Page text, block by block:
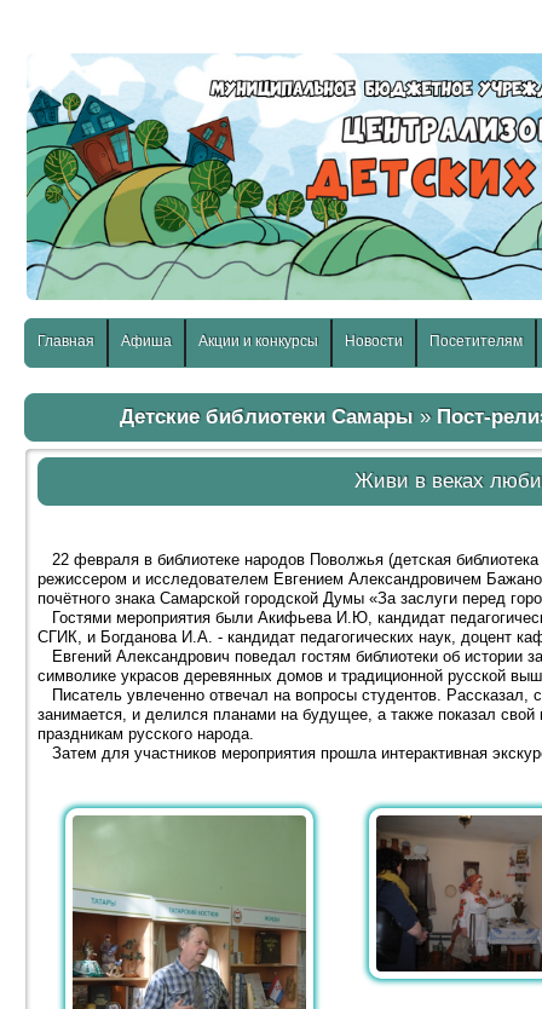
Главная Афиша Акции и конкурсы Новости Посетителям
Детские библиотеки Самары» Пост-
Живи в веках
22 февраля в библиотеке народов Поволжья (детская
режиссером и исследователем Евгением Александровичем
почётного знака Самарской городской Думы «За заслуги перед
Гостями мероприятия были Акифьева И.Ю, кандидат
СГИК, и Богданова И.А. - кандидат педагогических наук, доцент
Евгений Александрович поведал гостям библиотеки об истории
символике украсов деревянных домов и традиционной русской
Писатель увлеченно отвечал на вопросы студентов. Рассказал,
занимается, и делился планами на будущее, а также показал
праздникам русского народа.
Затем для участников мероприятия прошла интерактивная